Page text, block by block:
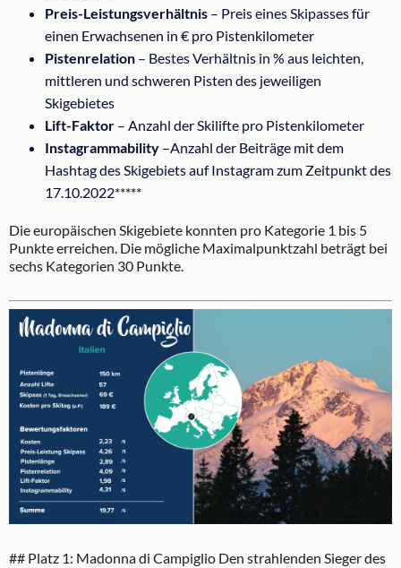
Preis-Leistungsverhältnis – Preis eines Skipasses für
einen Erwachsenen in € pro Pistenkilometer
Pistenrelation – Bestes Verhältnis in % aus leichten,
mittleren und schweren Pisten des jeweiligen
Skigebietes
Lift-Faktor – Anzahl der Skilifte pro Pistenkilometer
Instagrammability –Anzahl der Beiträge mit dem
Hashtag des Skigebiets auf Instagram zum Zeitpunkt des
17.10.2022*****
Die europäischen Skigebiete konnten pro Kategorie 1 bis 5
Punkte erreichen. Die mögliche Maximalpunktzahl beträgt bei
sechs Kategorien 30 Punkte.
## Platz 1: Madonna di Campiglio Den strahlenden Sieger des